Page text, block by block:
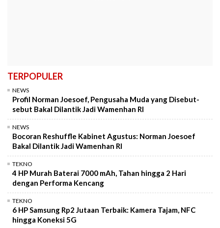
TERPOPULER
NEWS
Profil Norman Joesoef, Pengusaha Muda yang Disebut-
sebut Bakal Dilantik Jadi Wamenhan RI
NEWS
Bocoran Reshuffle Kabinet Agustus: Norman Joesoef
Bakal Dilantik Jadi Wamenhan RI
TEKNO
4 HP Murah Baterai 7000 mAh, Tahan hingga 2 Hari
dengan Performa Kencang
TEKNO
6 HP Samsung Rp2 Jutaan Terbaik: Kamera Tajam, NFC
hingga Koneksi 5G